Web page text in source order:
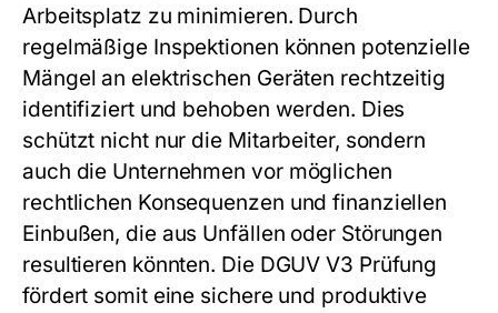
Arbeitsplatz zu minimieren. Durch
regelmäßige Inspektionen können potenzielle
Mängel an elektrischen Geräten rechtzeitig
identifiziert und behoben werden. Dies
schützt nicht nur die Mitarbeiter, sondern
auch die Unternehmen vor möglichen
rechtlichen Konsequenzen und finanziellen
Einbußen, die aus Unfällen oder Störungen
resultieren könnten. Die DGUV V3 Prüfung
fördert somit eine sichere und produktive